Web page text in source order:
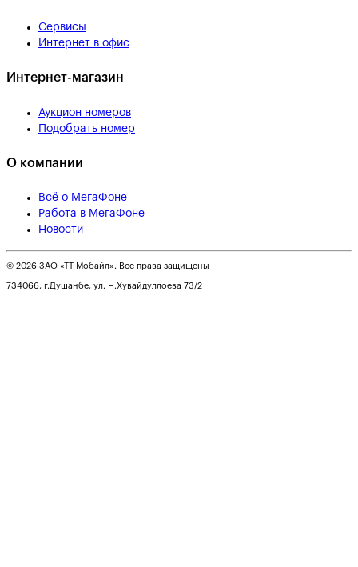
Сервисы
Интернет в офис
Интернет-магазин
Аукцион номеров
Подобрать номер
О компании
Всё о МегаФоне
Работа в МегаФоне
Новости
© 2026 ЗАО «ТТ-Мобайл». Все права защищены
734066, г.Душанбе, ул. Н.Хувайдуллоева 73/2